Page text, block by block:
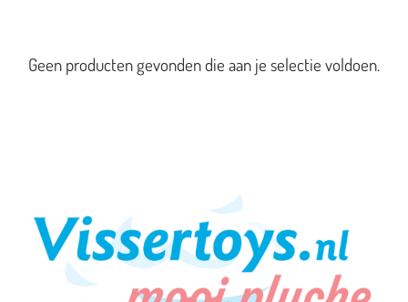
Geen producten gevonden die aan je selectie voldoen.